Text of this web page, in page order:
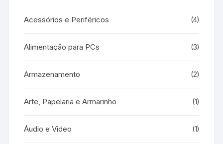
Acessórios e Periféricos (4)
Alimentação para PCs (3)
Armazenamento (2)
Arte, Papelaria e Armarinho (1)
Áudio e Vídeo (1)